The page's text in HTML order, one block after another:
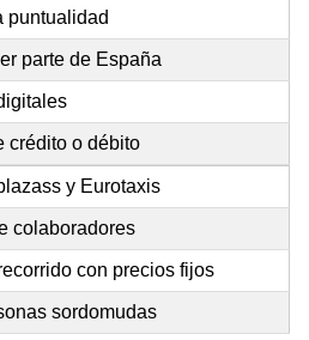
puntualidad
parte de España
crédito o débito
y Eurotaxis
colaboradores
con precios fijos
sordomudas